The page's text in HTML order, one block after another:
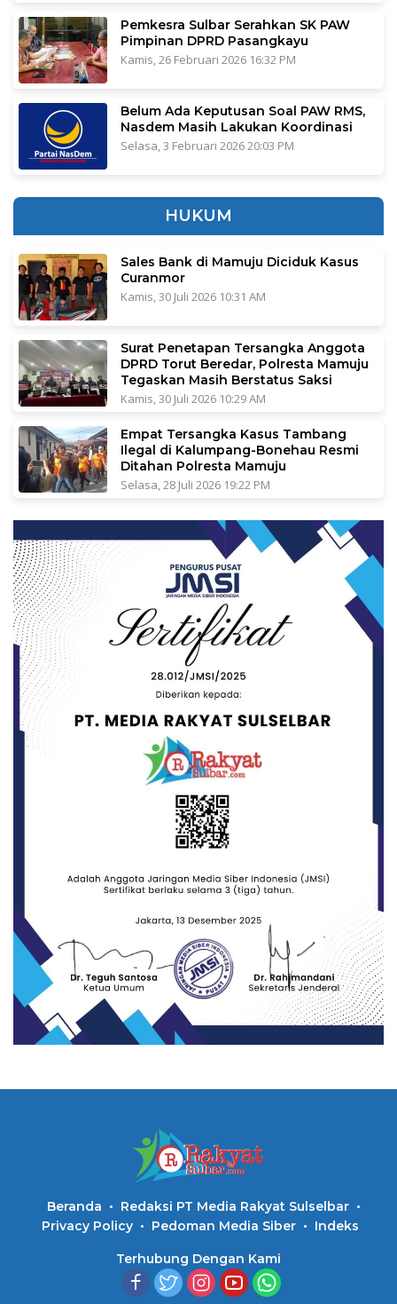
Pemkesra Sulbar Serahkan SK PAW
Pimpinan DPRD Pasangkayu
Kamis, 26 Februari 2026 16:32 PM
Belum Ada Keputusan Soal PAW RMS,
Nasdem Masih Lakukan Koordinasi
Selasa, 3 Februari 2026 20:03 PM
HUKUM
Sales Bank di Mamuju Diciduk Kasus
Curanmor
Kamis, 30 Juli 2026 10:31 AM
Surat Penetapan Tersangka Anggota
DPRD Torut Beredar, Polresta Mamuju
Tegaskan Masih Berstatus Saksi
Kamis, 30 Juli 2026 10:29 AM
Empat Tersangka Kasus Tambang
Ilegal di Kalumpang-Bonehau Resmi
Ditahan Polresta Mamuju
Selasa, 28 Juli 2026 19:22 PM
Beranda
Redaksi PT Media Rakyat Sulselbar
Privacy Policy
Pedoman Media Siber Indeks
Terhubung Dengan Kami